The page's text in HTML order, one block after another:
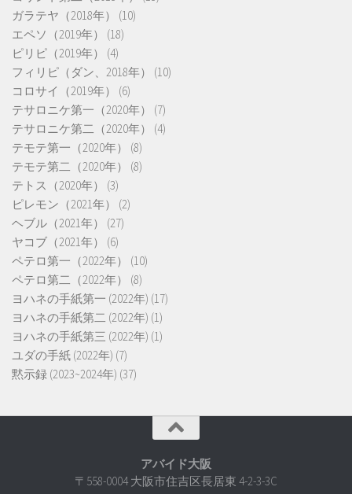
ガラテヤ（2018年）
(10)
エペソ（2019年）
(18)
ピリピ（2019年）
(4)
フィリピ（ダン、2018年）
(10)
コロサイ（2019年）
(6)
テサロニケ第一（2020年）
(7)
テサロニケ第二（2020年）
(4)
テモテ第一（2020年）
(8)
テモテ第二（2020年）
(8)
テトス（2020年）
(3)
ピレモン（2021年）
(2)
ヘブル（2021年）
(27)
ヤコブ（2021年）
(6)
ペテロ第一（2022年）
(10)
ペテロ第二（2022年）
(8)
ヨハネの手紙第一 (2022年) (17)
ヨハネの手紙第二 (2022年) (1)
ヨハネの手紙第三 (2022年) (1)
ユダの手紙 (2022年) (7)
黙示録 (2023~2024年) (37)
アバイド大阪
〒558-0004 大阪市住吉区長居東 4-2-3-3C